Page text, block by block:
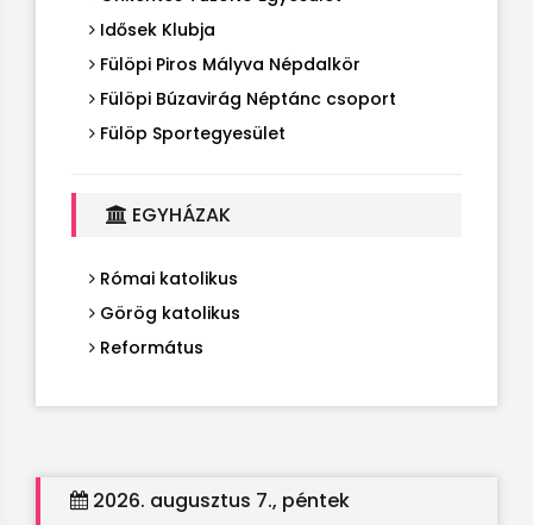
Idősek Klubja
Fülöpi Piros Mályva Népdalkör
Fülöpi Búzavirág Néptánc csoport
Fülöp Sportegyesület
EGYHÁZAK
Római katolikus
Görög katolikus
Református
2026. augusztus 7., péntek